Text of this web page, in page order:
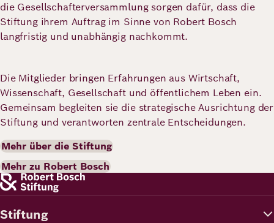
die Gesellschafterversammlung sorgen dafür, dass die
Stiftung ihrem Auftrag im Sinne von Robert Bosch
langfristig und unabhängig nachkommt.
Die Mitglieder bringen Erfahrungen aus Wirtschaft,
Wissenschaft, Gesellschaft und öffentlichem Leben ein.
Gemeinsam begleiten sie die strategische Ausrichtung der
Stiftung und verantworten zentrale Entscheidungen.
Mehr über die Stiftung
Mehr zu Robert Bosch
Stiftung